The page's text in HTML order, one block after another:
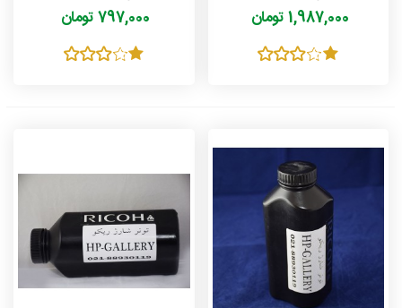
کیلویی ناسو NASOO
1,987,000 تومان
یک کیلویی ناسو NASOO
797,000 تومان